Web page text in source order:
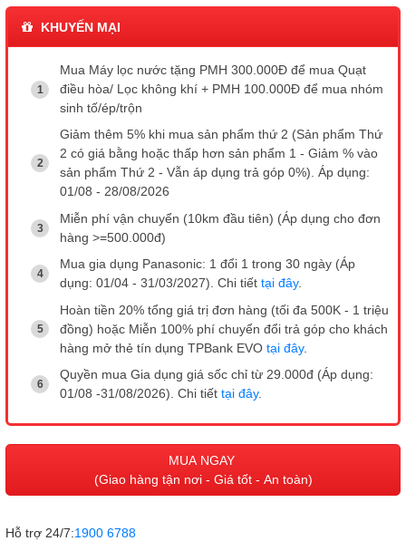
KHUYẾN MẠI
Mua Máy lọc nước tặng PMH 300.000Đ để mua Quạt
điều hòa/ Lọc không khí + PMH 100.000Đ để mua nhóm
sinh tố/ép/trộn
Giảm thêm 5% khi mua sản phẩm thứ 2 (Sản phẩm Thứ
2 có giá bằng hoặc thấp hơn sản phẩm 1 - Giảm % vào
sản phẩm Thứ 2 - Vẫn áp dụng trả góp 0%). Áp dụng:
01/08 - 28/08/2026
Miễn phí vận chuyển (10km đầu tiên) (Áp dụng cho đơn
hàng >=500.000đ)
Mua gia dụng Panasonic: 1 đổi 1 trong 30 ngày (Áp
dụng: 01/04 - 31/03/2027). Chi tiết tại đây.
Hoàn tiền 20% tổng giá trị đơn hàng (tối đa 500K - 1 triệu
đồng) hoặc Miễn 100% phí chuyển đổi trả góp cho khách
hàng mở thẻ tín dụng TPBank EVO tại đây.
Quyền mua Gia dụng giá sốc chỉ từ 29.000đ (Áp dụng:
01/08 -31/08/2026). Chi tiết tại đây.
MUA NGAY
(Giao hàng tận nơi - Giá tốt - An toàn)
Hỗ trợ 24/7:1900 6788